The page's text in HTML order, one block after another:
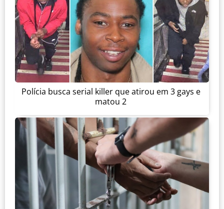
Polícia busca serial killer que atirou em 3 gays e
matou 2